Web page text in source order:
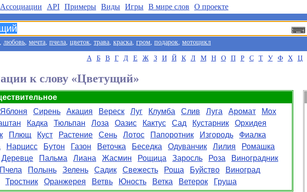
Aссоциации API Примеры Виды Игры В мире слов О проекте
любовь, мечта, пчела, цветок, трава, краска, гром, подарок, мотоцикл
А Б В Г Д Е Ж З И Й К Л М Н О П Р С Т У Ф Х Ц
к слову «Цветущий»
Яблоня Сирень Акация Вереск Луг Клумба Слив Луга Аромат
Мох
Кадка Тюльпан Лоза Оазис Кактус Сад Кустарник
Орхидея
Плющ Куст Растение Сень Лотос Папоротник Изгородь
Фиалка
Нарцисс Бутон Газон Веточка Беседка Одуванчик Лилия
Ромашка
Деревце Пальма Лиана Жасмин Рощица Заросль Роза
Виноградник
Пчела Полынь Зелень Садик Свежесть Роща Буйство
Виноград
Тростник Оранжерея Ветвь Юность Ветка Ветерок Груша